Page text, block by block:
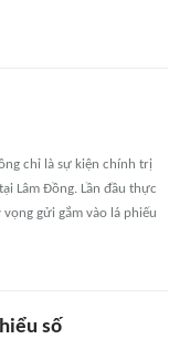
chỉ là sự kiện chính trị
Lâm Đồng. Lần đầu thực
gửi gắm vào lá phiếu
số